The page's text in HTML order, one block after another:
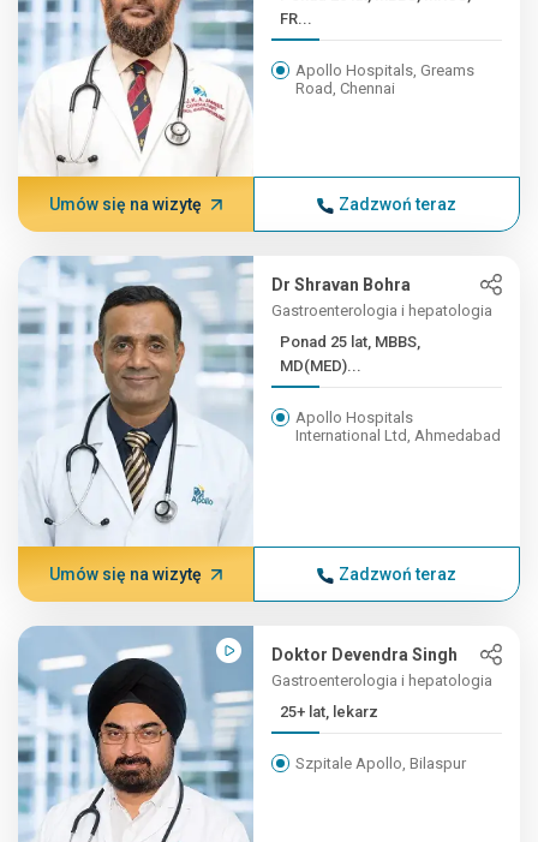
FR...
Apollo Hospitals, Greams
Road, Chennai
Umów się na wizytę Zadzwoń teraz
Dr Shravan Bohra
Gastroenterologia i hepatologia
Ponad 25 lat, MBBS,
MD(MED)...
Apollo Hospitals
International Ltd, Ahmedabad
Umów się na wizytę Zadzwoń teraz
Doktor Devendra Singh
Gastroenterologia i hepatologia
25+ lat, lekarz
Szpitale Apollo, Bilaspur